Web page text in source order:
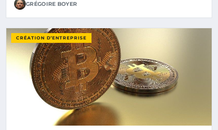
GRÉGOIRE BOYER
CRÉATION D’ENTREPRISE